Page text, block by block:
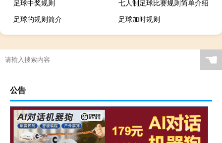
足球中奖规则
七人制足球比赛规则简单介绍
足球的规则简介
足球加时规则
踢足球的比赛规则
五人制足球 规则
最新足球规则
足球小场规则
足球规则详解
文明6未加密补丁 V1.0 R组版（文明6未加密补丁 V1.0 R组版功能简介）
第一届世界杯足球
过年在家开什么车好呢
冬天开空调对小孩好吗
今天晚上足球直播
☚
公告